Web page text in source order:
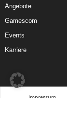
Angebote
Gamescom
Events
Karriere
Impressum